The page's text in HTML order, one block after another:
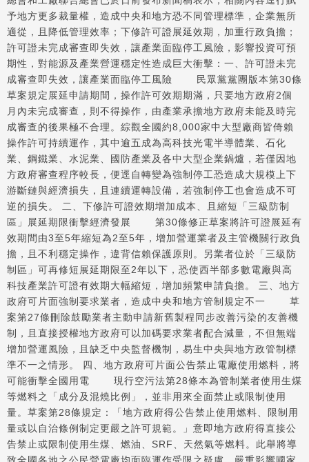
予地方更多裁量權，造成中央和地方恐不同管理標準，企業無所
適從，且降低管理效率；下修許可證展延效期，加重行政負擔；
許可證未完成審查即失效，讓產業面臨停工風險，影響投資可預
期性，對能源及產業營運穩定性造成巨大衝擊：一、許可證未完
成審查即失效，讓產業面臨停工風險 民眾黨黨團版本第30條
草案規定展延申請期間，操作許可效期期滿，只要地方政府2個
月內未完成審查，則不得操作，由產業承擔地方政府未能及時完
成審查的後果極不合理。綜觀全國約8,000家中大型廠商皆倚賴
操作許可持續運作，其中逾五成為高科技光電半導體業、石化
業、鋼鐵業、水泥業、國防產業及各中大型企業鍋爐，若僅因地
方政府審查程序較長，便逕自轉變為強制停工恐造成大規模上下
游斷鏈與經濟損失，且連續運轉設備，若強制停工也會造成不可
逆的損失。 二、下修許可證效期增加成本、且縮短「三級防制
區」展延期限衝擊經濟發展 第30條修正草案將許可證展延有
效期間由3至5年縮短為2至5年，增加營運業者及主管機關行政負
擔，且不利穩定操作，違背信賴保護原則。另業者位於「三級防
制區」可再修短展延期限至2年以下，恐使西半部多數電廠與高
科技產業許可證有效期大幅縮短，增加頻繁申請負擔。 三、地方
政府可片面強制要求業者，造成中央和地方管制規定不一 草
案第27條刪除鼓勵業者主動申請新舊製程同步改善污染的友善機
制，且直接授權地方政府可以加碼要求業者配合減量，不但無端
增加營運風險，且缺乏中央監督機制，易生中央與地方政管制標
準不一之情形。 四、地方政府可片面公告禁止電廠使用燃料，將
可能衝擊全國用電 現行空污法第28條本為管制業者使用生煤
等燃料之「成分及混燒比例」，並非用來全面禁止或限制使用
量。草案第28條規定：「地方政府得公告禁止使用燃料、限制用
量或以自治條例制定更嚴之許可規範。」意即地方政府得直接公
告禁止或限制使用生煤、燃油、SRF、天然氣等燃料。此舉將導